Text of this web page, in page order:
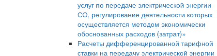
услуг по передаче электрической энергии
СО, регулирование деятельности которых
осуществляется методом экономически
обоснованных расходов (затрат)»
Расчеты дифференцированной тарифной
ставки на передачу электрической энергии